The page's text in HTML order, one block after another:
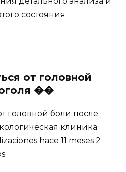
состояния.
от головной
��
головной боли после
клиника
hace 11 meses 2